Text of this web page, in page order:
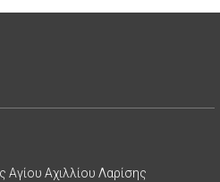
Αγίου Αχιλλίου Λαρίσης